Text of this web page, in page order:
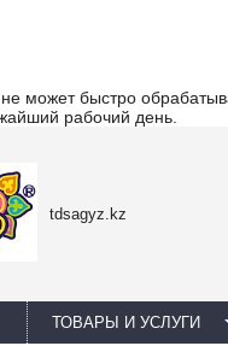
может быстро
рабочий день.
tdsagyz.kz
ТОВАРЫ И УСЛУГИ